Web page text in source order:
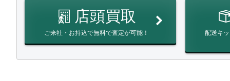
店頭買取
ご来社・お持込で無料で査定が可能！ 配送キ